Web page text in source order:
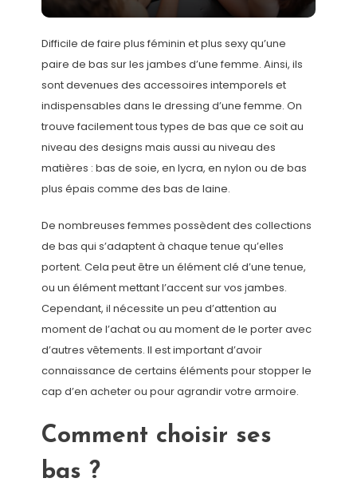
Difficile de faire plus féminin et plus sexy qu’une
paire de bas sur les jambes d’une femme. Ainsi, ils
sont devenues des accessoires intemporels et
indispensables dans le dressing d’une femme. On
trouve facilement tous types de bas que ce soit au
niveau des designs mais aussi au niveau des
matières : bas de soie, en lycra, en nylon ou de bas
plus épais comme des bas de laine.
De nombreuses femmes possèdent des collections
de bas qui s’adaptent à chaque tenue qu’elles
portent. Cela peut être un élément clé d’une tenue,
ou un élément mettant l’accent sur vos jambes.
Cependant, il nécessite un peu d’attention au
moment de l’achat ou au moment de le porter avec
d’autres vêtements. Il est important d’avoir
connaissance de certains éléments pour stopper le
cap d’en acheter ou pour agrandir votre armoire.
Comment choisir ses
bas ?